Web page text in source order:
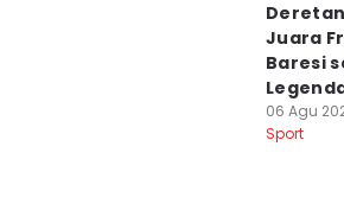
Juara
Baresi
06 Agu
Sport